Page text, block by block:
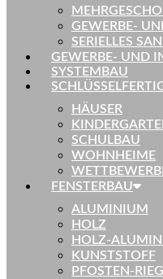
GEWERBE-
SERIELLES
GEWERBE- UND
SYSTEMBAU
HÄUSER
SCHULBAU
WOHNHEIME
FENSTERBAU
ALUMINIUM
HOLZ
HOLZ-
KUNSTSTOFF
PFOSTEN-